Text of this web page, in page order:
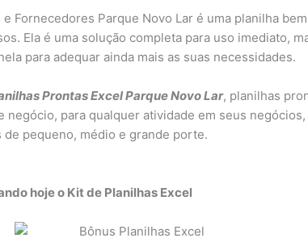
e Fornecedores Parque Novo Lar é uma planilha
Ela é uma solução completa para uso imediato,
para adequar ainda mais as suas necessidades.
Prontas Excel Parque Novo Lar, planilhas
negócio, para qualquer atividade em seus
de pequeno, médio e grande porte.
hoje o Kit de Planilhas Excel